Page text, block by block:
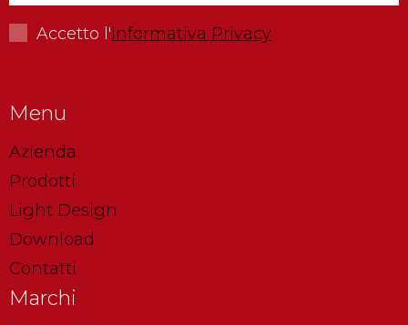
Accetto l'informativa Privacy
Menu
Azienda
Prodotti
Light Design
Download
Contatti
Marchi